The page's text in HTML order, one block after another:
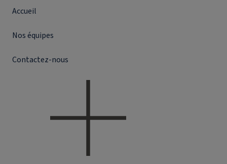
Accueil
Nos équipes
Contactez-nous